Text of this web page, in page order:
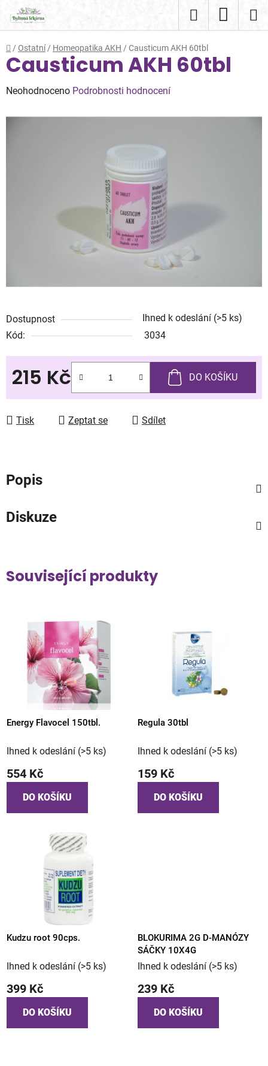
obsah
Hledat
KOŠÍK
Domů
/ Ostatní / Homeopatika AKH / Causticum AKH 60tbl
Dostupnost Ihned k odeslání (>5 ks)
Kód:
3034
215 Kč DO KOŠÍKU
Tisk Zeptat se Sdílet
Causticum AKH 60tbl
Průměrné
Neohodnoceno Podrobnosti hodnocení
Popis
Diskuze
Související produkty
Energy Flavocel 150tbl.
Ihned k odeslání (>5 ks)
554 Kč
DO KOŠÍKU
Regula 30tbl
Ihned k odeslání (>5 ks)
159 Kč
DO KOŠÍKU
Kudzu root 90cps.
Ihned k odeslání (>5 ks)
399 Kč
DO KOŠÍKU
BLOKURIMA 2G D-MANÓZY
SÁČKY 10X4G
Ihned k odeslání (>5 ks)
239 Kč
DO KOŠÍKU